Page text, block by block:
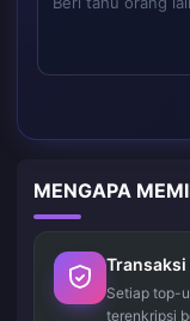
MENGAPA
Transaksi
Setiap top-
terenkripsi